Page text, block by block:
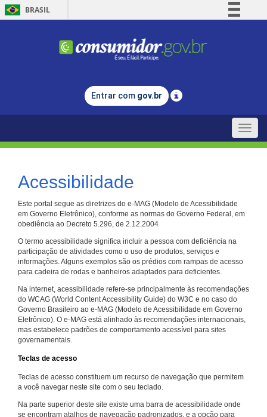
BRASIL
Comunica BR
Legislação
Entrar com gov.br
Toggle
Acessibilidade
Este portal segue as diretrizes do e-MAG (Modelo de Acessibilidade
em Governo Eletrônico), conforme as normas do Governo Federal, em
obediência ao Decreto 5.296, de 2.12.2004
O termo acessibilidade significa incluir a pessoa com deficiência na
participação de atividades como o uso de produtos, serviços e
informações. Alguns exemplos são os prédios com rampas de acesso
para cadeira de rodas e banheiros adaptados para deficientes.
Na internet, acessibilidade refere-se principalmente às recomendações
do WCAG (World Content Accessibility Guide) do W3C e no caso do
Governo Brasileiro ao e-MAG (Modelo de Acessibilidade em Governo
Eletrônico). O e-MAG está alinhado às recomendações internacionais,
mas estabelece padrões de comportamento acessível para sites
governamentais.
Teclas de acesso
Teclas de acesso constituem um recurso de navegação que permitem
a você navegar neste site com o seu teclado.
Na parte superior deste site existe uma barra de acessibilidade onde
se encontram atalhos de navegação padronizados, e a opção para